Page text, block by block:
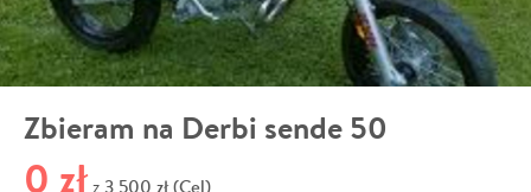
Zbieram na Derbi sende 50
0 zł z 3 500 zł (Cel)